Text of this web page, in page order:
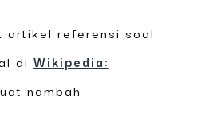
artikel referensi soal
di Wikipedia:
nambah